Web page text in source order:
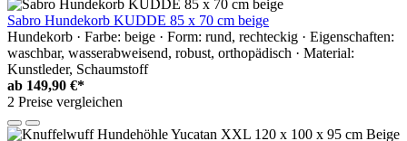
Sabro Hundekorb KUDDE 85 x 70 cm beige
Hundekorb · Farbe: beige · Form: rund, rechteckig · Eigenschaften:
waschbar, wasserabweisend, robust, orthopädisch · Material:
Kunstleder, Schaumstoff
ab 149,90 €*
2 Preise vergleichen